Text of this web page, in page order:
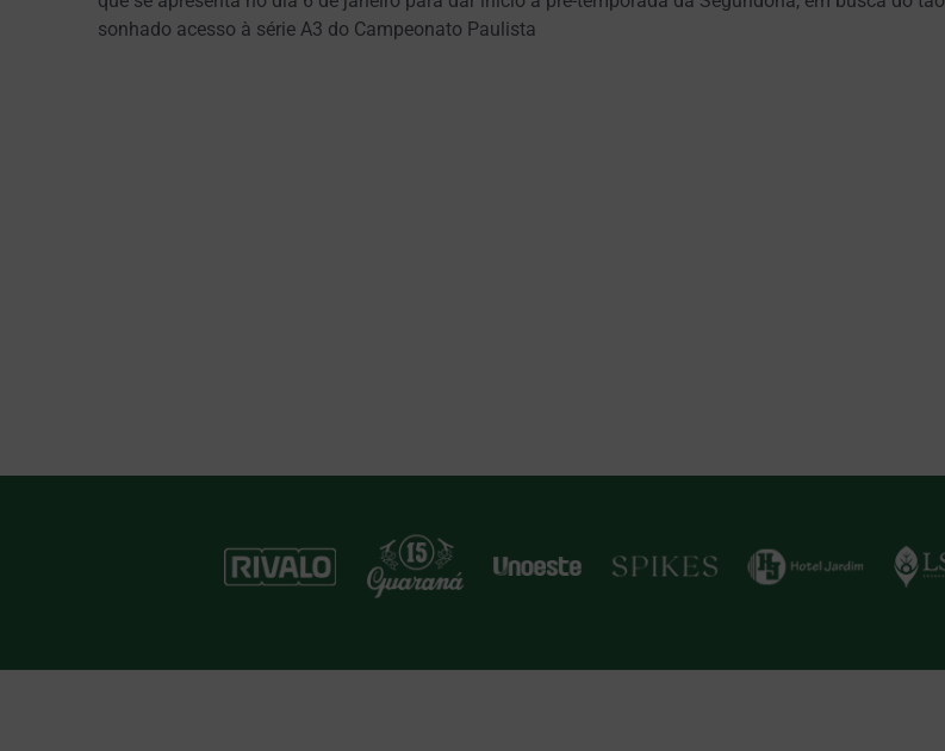
sonhado acesso à série A3 do Campeonato Paulista